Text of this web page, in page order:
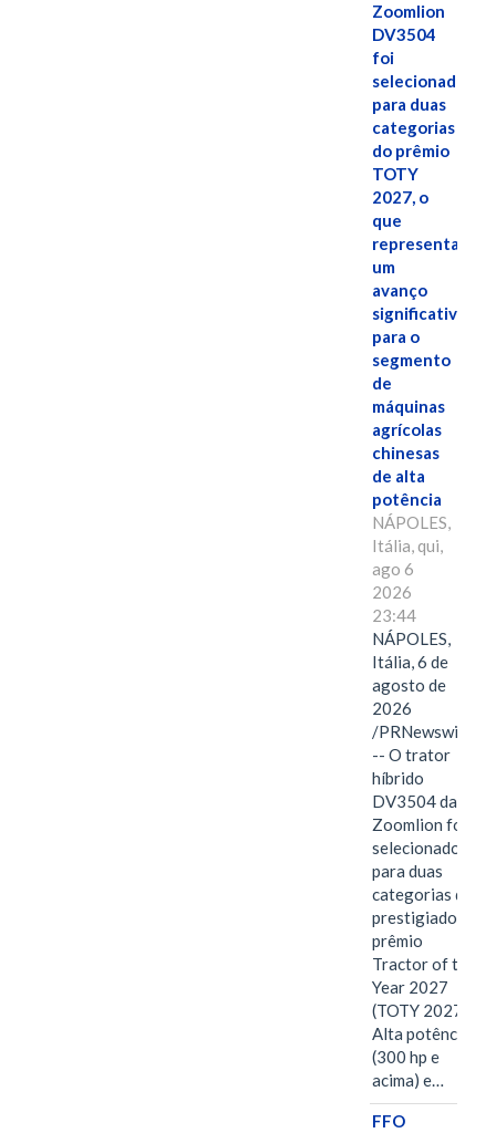
Zoomlion
DV3504
foi
selecionado
para duas
categorias
do prêmio
TOTY
2027, o
que
representa
um
avanço
significativo
para o
segmento
de
máquinas
agrícolas
chinesas
de alta
potência
NÁPOLES,
Itália, qui,
ago 6
2026
23:44
NÁPOLES,
Itália, 6 de
agosto de
2026
/PRNewswire/
-- O trator
híbrido
DV3504 da
Zoomlion foi
selecionado
para duas
categorias do
prestigiado
prêmio
Tractor of the
Year 2027
(TOTY 2027:
Alta potência
(300 hp e
acima) e…
FFO